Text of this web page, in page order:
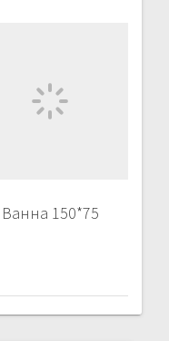
Ванна 150*75